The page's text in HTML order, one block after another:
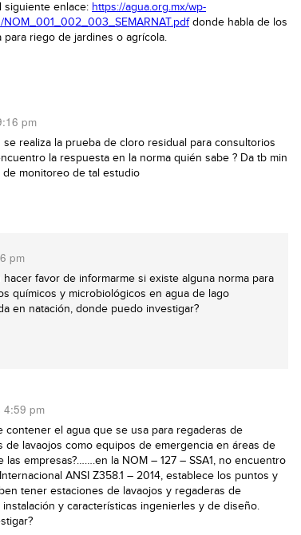
siguiente enlace: https://agua.org.mx/wp-
donde habla de los
riego de jardines o agrícola.
pm
realiza la prueba de cloro residual para consultorios
la respuesta en la norma quién sabe ? Da tb min
de monitoreo de tal estudio
pm
favor de informarme si existe alguna norma para
químicos y microbiológicos en agua de lago
en natación, donde puedo investigar?
4:59 pm
contener el agua que se usa para regaderas de
de lavaojos como equipos de emergencia en áreas de
empresas?…….en la NOM – 127 – SSA1, no encuentro
ANSI Z358.1 – 2014, establece los puntos y
tener estaciones de lavaojos y regaderas de
y características ingenierles y de diseño.